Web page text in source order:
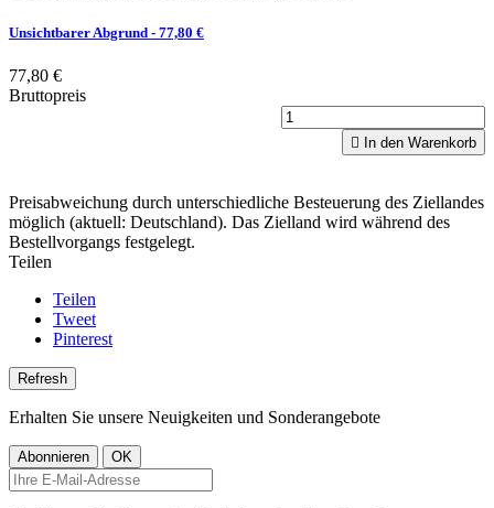
Unsichtbarer Abgrund - 77,80 €
77,80 €
Bruttopreis
 In den Warenkorb
Preisabweichung durch unterschiedliche Besteuerung des Ziellandes
möglich (aktuell: Deutschland). Das Zielland wird während des
Bestellvorgangs festgelegt.
Teilen
Teilen
Tweet
Pinterest
Erhalten Sie unsere Neuigkeiten und Sonderangebote